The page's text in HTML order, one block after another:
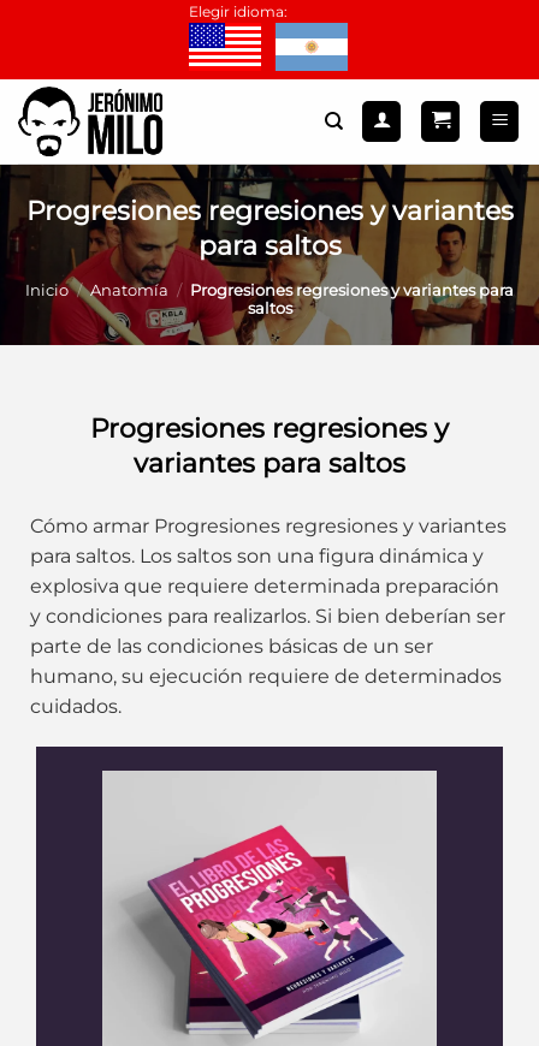
contenido
Elegir idioma:
Progresiones regresiones y variantes
para saltos
Inicio / Anatomía / Progresiones regresiones y variantes para
saltos
Progresiones regresiones y
variantes para saltos
Cómo armar Progresiones regresiones y variantes
para saltos. Los saltos son una figura dinámica y
explosiva que requiere determinada preparación
y condiciones para realizarlos. Si bien deberían ser
parte de las condiciones básicas de un ser
humano, su ejecución requiere de determinados
cuidados.